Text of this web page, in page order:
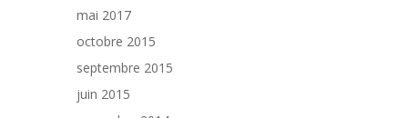
mai 2017
octobre 2015
septembre 2015
juin 2015